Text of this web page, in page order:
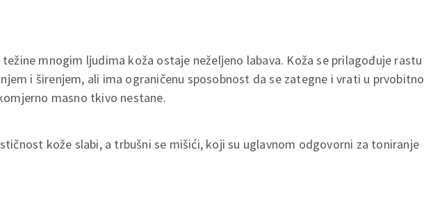
mnogim ljudima koža ostaje neželjeno labava. Koža se prilagođuje rastu
i širenjem, ali ima ograničenu sposobnost da se zategne i vrati u prvobitno
masno tkivo nestane.
kože slabi, a trbušni se mišići, koji su uglavnom odgovorni za toniranje